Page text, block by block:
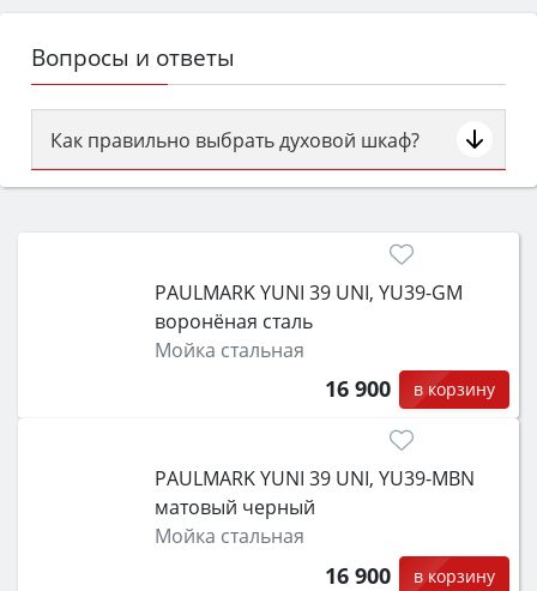
Вопросы и ответы
Как правильно выбрать духовой шкаф?
Сначала определитесь с типом (газовый или
затем смотрите на объём 50–70 л для семьи,
функции (конвекция, гриль, самоочистка,
защита от детей).
PAULMARK YUNI 39 UNI, YU39-GM
воронёная сталь
Мойка стальная
16 900 в корзину
PAULMARK YUNI 39 UNI, YU39-MBN
матовый черный
Мойка стальная
16 900 в корзину